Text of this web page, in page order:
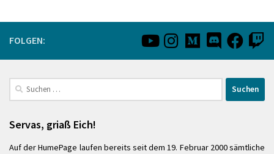
FOLGEN:
Suchen
nach:
Servas, griaß Eich!
Auf der HumePage laufen bereits seit dem 19. Februar 2000 sämtliche